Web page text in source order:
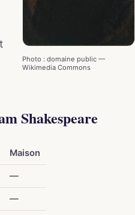
Photo : domaine public —
Wikimedia Commons
Shakespeare
Maison
—
—